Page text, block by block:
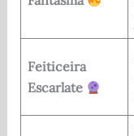
Feiticeira
Escarlate